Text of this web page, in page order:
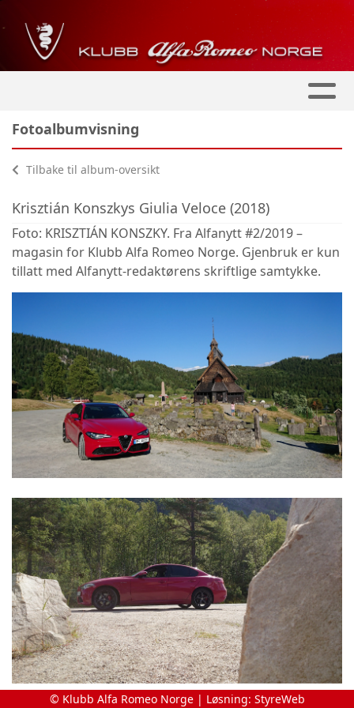
Fotoalbumvisning
Tilbake til album-oversikt
Krisztián Konszkys Giulia Veloce (2018)
Foto: KRISZTIÁN KONSZKY. Fra Alfanytt #2/2019 –
magasin for Klubb Alfa Romeo Norge. Gjenbruk er kun
tillatt med Alfanytt-redaktørens skriftlige samtykke.
© Klubb Alfa Romeo Norge | Løsning: StyreWeb